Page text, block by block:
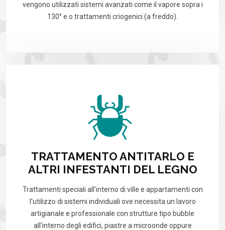
vengono utilizzati sistemi avanzati come il vapore sopra i
130° e o trattamenti criogenici (a freddo).
TRATTAMENTO ANTITARLO E
ALTRI INFESTANTI DEL LEGNO
Trattamenti speciali all'interno di ville e appartamenti con
l'utilizzo di sistemi individuali ove necessita un lavoro
artigianale e professionale con strutture tipo bubble
all'interno degli edifici, piastre a microonde oppure